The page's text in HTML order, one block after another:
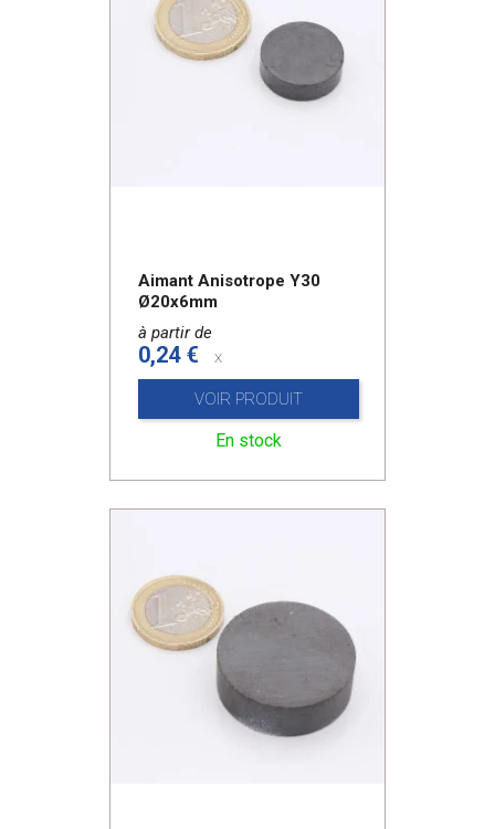
Aimant Anisotrope Y30
Ø20x6mm
à partir de
0,24 € x
VOIR PRODUIT
En stock